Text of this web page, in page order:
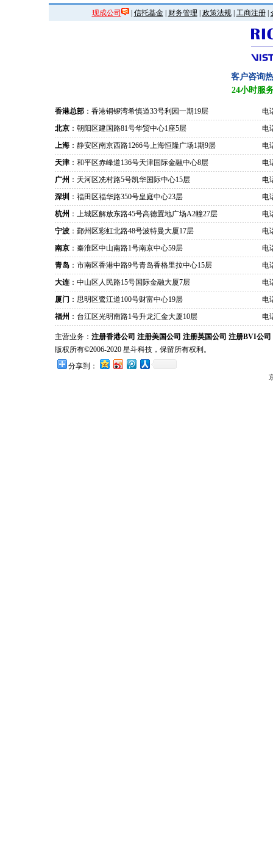
现成公司 | 信托基金| 财务管理 政策法规| 工商注册|
客户咨询
24小时服
香港总部 ：香港铜锣湾希慎道33号利园一期19层
电
北京 ：朝阳区建国路81号华贸中心1座5层
电
上海 ：静安区南京西路1266号上海恒隆广场1期9层
电
天津 ：和平区赤峰道136号天津国际金融中心8层
电
广州 ：天河区冼村路5号凯华国际中心15层
电
深圳 ：福田区福华路350号皇庭中心23层
电
杭州 ：上城区解放东路45号高德置地广场A2幢27层
电
宁波 ：鄞州区彩虹北路48号波特曼大厦17层
电
南京 ：秦淮区中山南路1号南京中心59层
电
青岛 ：市南区香港中路9号青岛香格里拉中心15层
电
大连 ：中山区人民路15号国际金融大厦7层
电
厦门 ：思明区鹭江道100号财富中心19层
电
福州 ：台江区光明南路1号升龙汇金大厦10层 电
主营业务： 注册香港公司 注册美国公司 注册英国公司 注册BVI公司
版权所有©2006-2020 星斗科技，保留所有权利。
分享到：